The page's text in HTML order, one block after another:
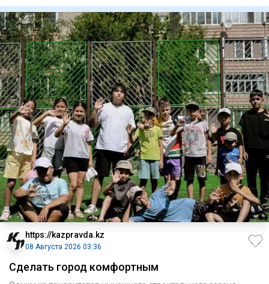
https://kazpravda.kz
08 Августа 2026 03:36
Сделать город комфортным